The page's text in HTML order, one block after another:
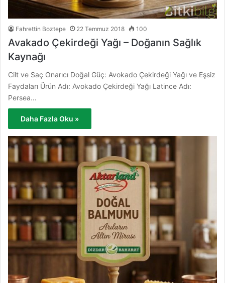
Fahrettin Boztepe 22 Temmuz 2018 100
Avakado Çekirdeği Yağı – Doğanın Sağlık
Kaynağı
Cilt ve Saç Onarıcı Doğal Güç: Avokado Çekirdeği Yağı ve Eşsiz
Faydaları Ürün Adı: Avokado Çekirdeği Yağı Latince Adı:
Persea…
Daha Fazla Oku »